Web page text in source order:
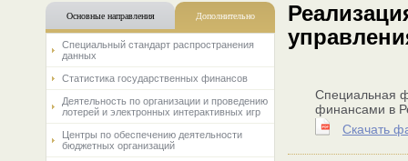
Основные направления Дополнительно
Специальный стандарт распространения
данных
Статистика государственных финансов
Деятельность по организации и проведению
лотерей и электронных интерактивных игр
Центры по обеспечению деятельности
бюджетных организаций
Специальная
финансами в
Скачать